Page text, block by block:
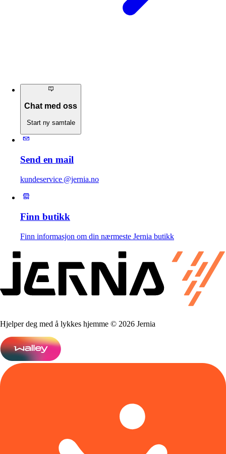
Chat med oss
Start ny samtale
Send en mail
kundeservice @jernia.no
Finn butikk
Finn informasjon om din nærmeste Jernia butikk
Hjelper deg med å lykkes hjemme © 2026 Jernia